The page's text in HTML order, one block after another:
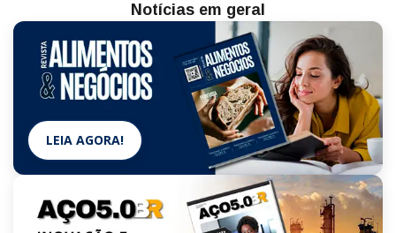
Notícias em geral
LEIA AGORA!